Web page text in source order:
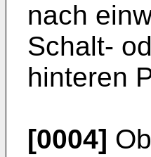
nach
Schalt-
hinteren
[0004]